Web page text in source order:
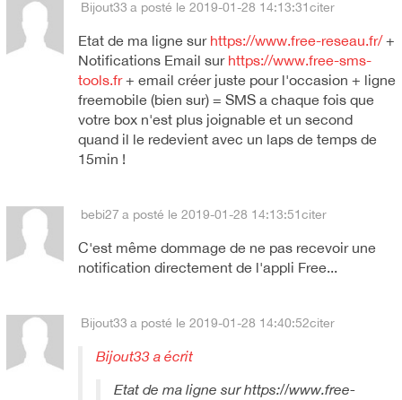
Bijout33 a posté le 2019-01-28 14:13:31citer
Etat de ma ligne sur https://www.free-reseau.fr/ +
Notifications Email sur https://www.free-sms-
tools.fr+ email créer juste pour l'occasion + ligne
freemobile (bien sur) = SMS a chaque fois que
votre box n'est plus joignable et un second
quand il le redevient avec un laps de temps de
15min !
bebi27 a posté le 2019-01-28 14:13:51citer
C'est même dommage de ne pas recevoir une
notification directement de l'appli Free...
Bijout33 a posté le 2019-01-28 14:40:52citer
Bijout33 a écrit
Etat de ma ligne sur https://www.free-